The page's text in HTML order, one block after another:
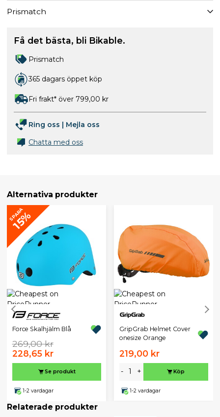
Prismatch
Få det bästa, bli Bikable.
Prismatch
365 dagars öppet köp
Fri frakt* över 799,00 kr
Ring oss | Mejla oss
Chatta med oss
Alternativa produkter
SPARA
15%
Force Skalhjälm Blå
269,00 kr
228,65 kr
Se produkt
1-2 vardagar
GripGrab Helmet Cover
onesize Orange
219,00 kr
- + Köp
1-2 vardagar
Relaterade produkter